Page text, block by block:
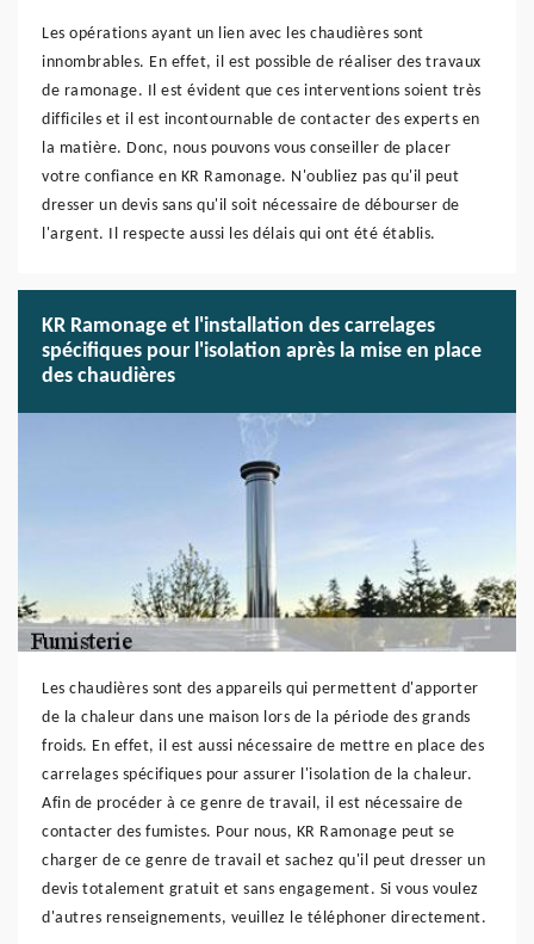
Les opérations ayant un lien avec les chaudières sont
innombrables. En effet, il est possible de réaliser des travaux
de ramonage. Il est évident que ces interventions soient très
difficiles et il est incontournable de contacter des experts en
la matière. Donc, nous pouvons vous conseiller de placer
votre confiance en KR Ramonage. N'oubliez pas qu'il peut
dresser un devis sans qu'il soit nécessaire de débourser de
l'argent. Il respecte aussi les délais qui ont été établis.
KR Ramonage et l'installation des carrelages
spécifiques pour l'isolation après la mise en place
des chaudières
Les chaudières sont des appareils qui permettent d'apporter
de la chaleur dans une maison lors de la période des grands
froids. En effet, il est aussi nécessaire de mettre en place des
carrelages spécifiques pour assurer l'isolation de la chaleur.
Afin de procéder à ce genre de travail, il est nécessaire de
contacter des fumistes. Pour nous, KR Ramonage peut se
charger de ce genre de travail et sachez qu'il peut dresser un
devis totalement gratuit et sans engagement. Si vous voulez
d'autres renseignements, veuillez le téléphoner directement.